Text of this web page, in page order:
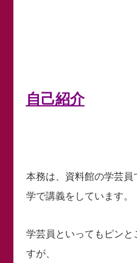
自己紹介
本務は、資料館の学芸
学で講義をしています。
学芸員といってもピンと
すが、